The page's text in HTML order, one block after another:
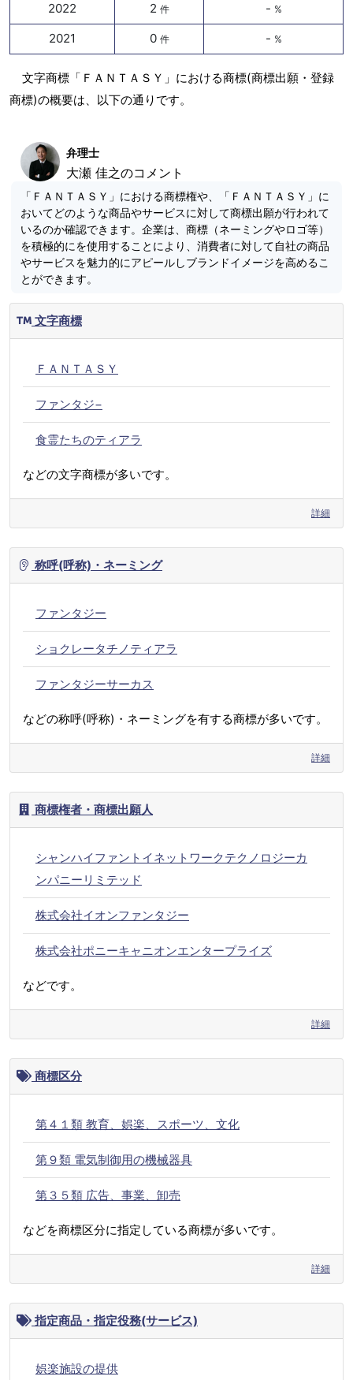
2022 2 件 - %
2021 0 件 - %
文字商標「ＦＡＮＴＡＳＹ」における商標(商標出願・登録
商標)の概要は、以下の通りです。
弁理士
大瀬 佳之のコメント
「ＦＡＮＴＡＳＹ」における商標権や、「ＦＡＮＴＡＳＹ」に
おいてどのような商品やサービスに対して商標出願が行われて
いるのか確認できます。企業は、商標（ネーミングやロゴ等）
を積極的にを使用することにより、消費者に対して自社の商品
やサービスを魅力的にアピールしブランドイメージを高めるこ
とができます。
文字商標
ＦＡＮＴＡＳＹ
ファンタジ−
食霊たちのティアラ
などの文字商標が多いです。
詳細
称呼(呼称)・ネーミング
ファンタジー
ショクレータチノティアラ
ファンタジーサーカス
などの称呼(呼称)・ネーミングを有する商標が多いです。
詳細
商標権者・商標出願人
シャンハイファントイネットワークテクノロジーカ
ンパニーリミテッド
株式会社イオンファンタジー
株式会社ポニーキャニオンエンタープライズ
などです。
詳細
商標区分
第４１類 教育、娯楽、スポーツ、文化
第９類 電気制御用の機械器具
第３５類 広告、事業、卸売
などを商標区分に指定している商標が多いです。
詳細
指定商品・指定役務(サービス)
娯楽施設の提供